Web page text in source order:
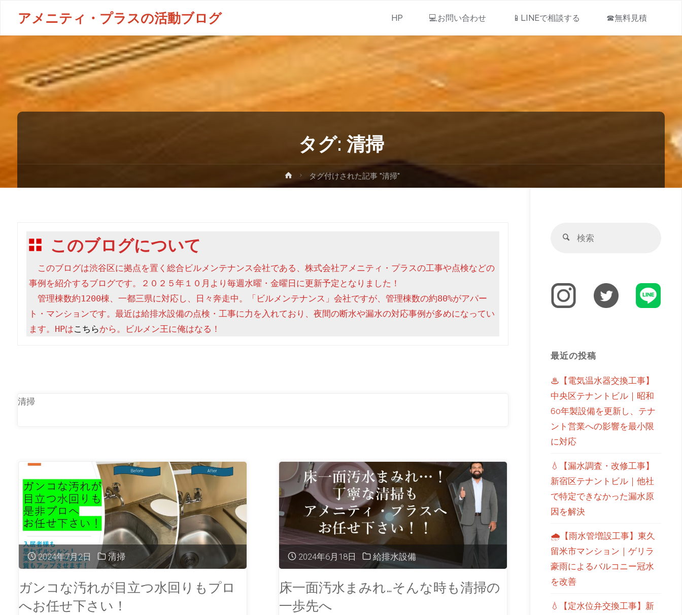
アメニティ・プラスの活動ブログ HP 💻お問い合わせ 📱LINEで相談する ☎無料見積
タグ: 清掃
タグ付けされた記事 "清掃"
このブログについて
このブログは渋谷区に拠点を置く総合ビルメンテナンス会社である、株式会社アメニティ・プラスの工事や点検などの
事例を紹介するブログです。２０２５年１０月より毎週水曜・金曜日に更新予定となりました！
管理棟数約1200棟、一都三県に対応し、日々奔走中。「ビルメンテナンス」会社ですが、管理棟数の約80%がアパー
ト・マンションです。最近は給排水設備の点検・工事に力を入れており、夜間の断水や漏水の対応事例が多めになってい
ます。HPはこちらから。ビルメン王に俺はなる！
清掃
2024年7月2日 清掃
ガンコな汚れが目立つ水回りもプロ
へお任せ下さい！
2024年6月18日 給排水設備
床一面汚水まみれ…そんな時も清掃の
一歩先へ
最近の投稿
♨【電気温水器交換工事】
中央区テナントビル｜昭和
60年製設備を更新し、テナ
ント営業への影響を最小限
に対応
💧【漏水調査・改修工事】
新宿区テナントビル｜他社
で特定できなかった漏水原
因を解決
🌧【雨水管増設工事】東久
留米市マンション｜ゲリラ
豪雨によるバルコニー冠水
を改善
💧【定水位弁交換工事】新